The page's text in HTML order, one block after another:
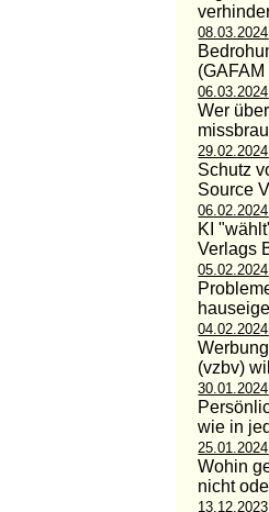
08.03.2024
06.03.2024
Wer
29.02.2024
Schutz
Source
06.02.2024
KI
Verlags
05.02.2024
04.02.2024
(vzbv)
30.01.2024
wie in
25.01.2024
Wohin
nicht
13.12.2023